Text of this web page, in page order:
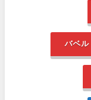
バベ